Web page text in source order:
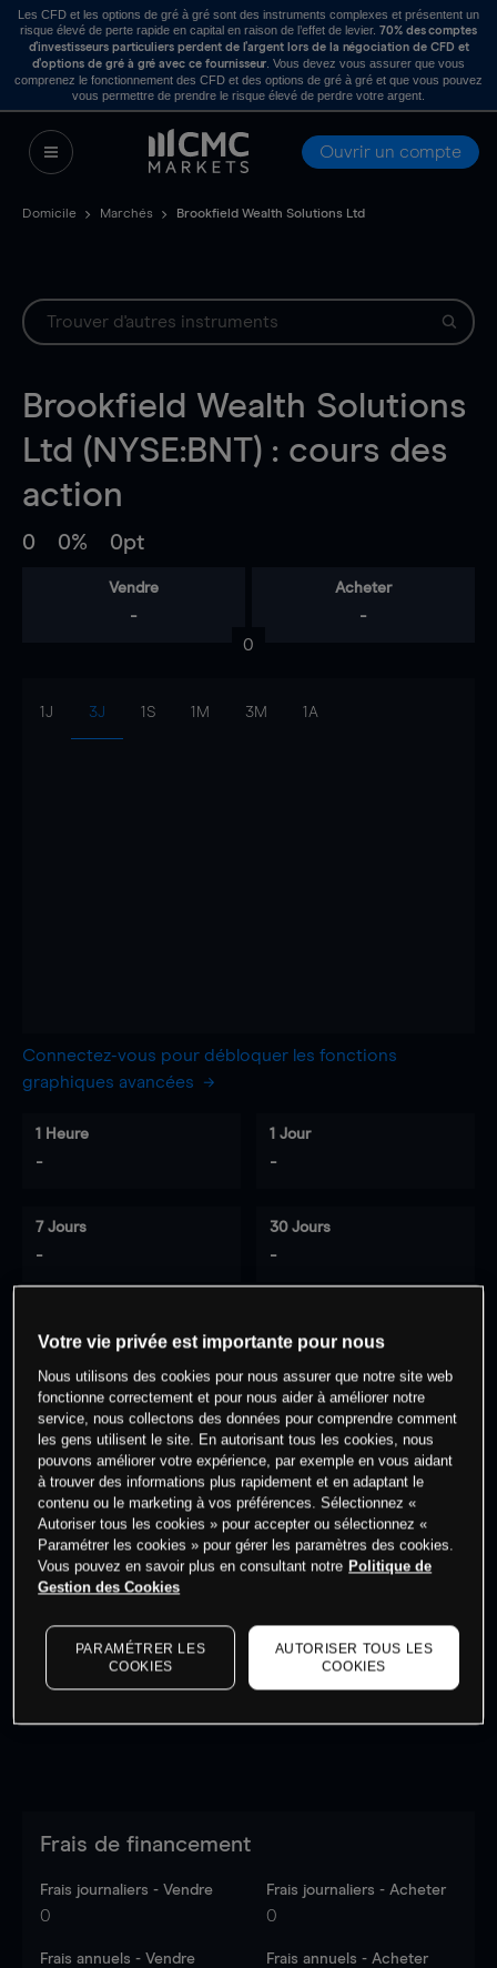
Les CFD et les options de gré à gré sont des instruments complexes et présentent un
risque élevé de perte rapide en capital en raison de l’effet de levier. 70% des comptes
d’investisseurs particuliers perdent de l’argent lors de la négociation de CFD et
d’options de gré à gré avec ce fournisseur . Vous devez vous assurer que vous
comprenez le fonctionnement des CFD et des options de gré à gré et que vous pouvez
vous permettre de prendre le risque élevé de perdre votre argent.
Ouvrir un compte
Domicile Marchés Brookfield Wealth Solutions Ltd
Brookfield Wealth Solutions
Ltd (NYSE:BNT) : cours des
action
0 0% 0pt
Vendre
-
Acheter
-
0
1J 3J 1S 1M 3M 1A
Connectez-vous pour débloquer les fonctions
graphiques avancées
1 Heure
-
1 Jour
-
7 Jours
-
30 Jours
-
0% des clients ont une position à
cet actif
Commencez à trader
Les prix sont indicatifs.
dernières données du marché.Log into see latest
market data
Frais de financement
Frais journaliers - Vendre
0
Frais journaliers - Acheter
0
Frais annuels - Vendre Frais annuels - Acheter
Votre vie privée est importante pour nous
Nous utilisons des cookies pour nous assurer que notre site web
fonctionne correctement et pour nous aider à améliorer notre
service, nous collectons des données pour comprendre comment
les gens utilisent le site. En autorisant tous les cookies, nous
pouvons améliorer votre expérience, par exemple en vous aidant
à trouver des informations plus rapidement et en adaptant le
contenu ou le marketing à vos préférences. Sélectionnez «
Autoriser tous les cookies » pour accepter ou sélectionnez «
Paramétrer les cookies » pour gérer les paramètres des cookies.
Vous pouvez en savoir plus en consultant notre Politique de
Gestion des Cookies
PARAMÉTRER LES
COOKIES
AUTORISER TOUS LES
COOKIES